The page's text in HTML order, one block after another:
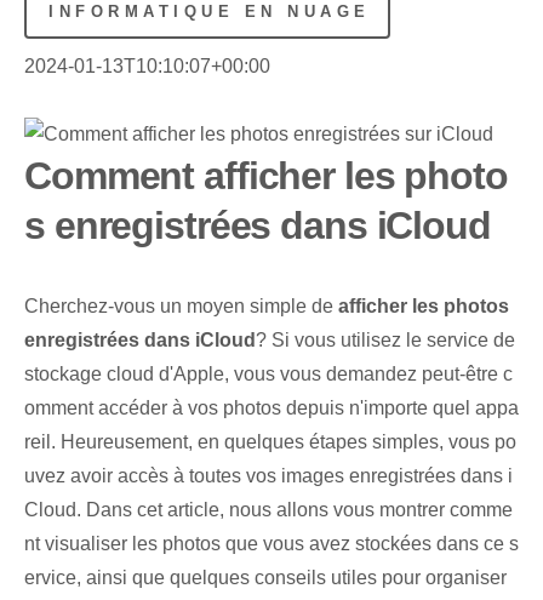
INFORMATIQUE EN NUAGE
2024-01-13T10:10:07+00:00
Comment afficher les photo
s enregistrées dans iCloud
Cherchez-vous un moyen simple de afficher les photos
enregistrées dans iCloud ? Si vous utilisez le service de
stockage cloud d'Apple, vous vous demandez peut-être c
omment accéder à vos photos depuis n'importe quel appa
reil. ⁢Heureusement, en quelques étapes simples⁣, vous po
uvez avoir ⁤accès‍ à toutes vos images enregistrées dans i
Cloud. Dans cet article, nous allons vous montrer comme
nt visualiser les photos que vous avez stockées dans ce s
ervice, ainsi que quelques conseils utiles pour organiser